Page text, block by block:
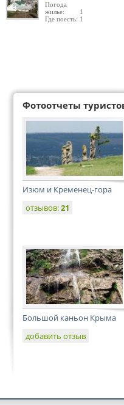
Погода
жилье: 1
Где поесть: 1
Фотоотчеты
Изюм и Кременец-гора
отзывов:21
Большой каньон Крыма
добавить отзыв